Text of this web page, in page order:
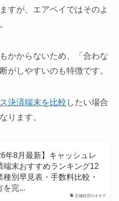
すが、エアペイではそのよ
かからないため、「合わな
がしやすいのも特徴です。
決済端末を比較 したい場合
ります。
店舗経営のオキテ
年8月最新】キャッシュレ
端末おすすめランキング12
種別早見表・手数料比較・
を完...